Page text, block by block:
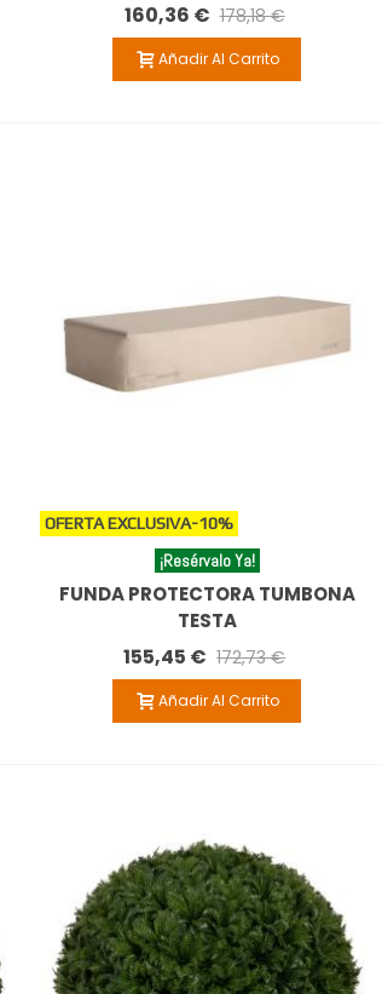
160,36 € 178,18 €
Añadir Al Carrito
OFERTA EXCLUSIVA-10%
¡Resérvalo Ya!
FUNDA PROTECTORA TUMBONA
TESTA
155,45 € 172,73 €
Añadir Al Carrito